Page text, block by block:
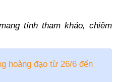
tính tham khảo, chiêm
hoàng đạo từ 26/6 đến